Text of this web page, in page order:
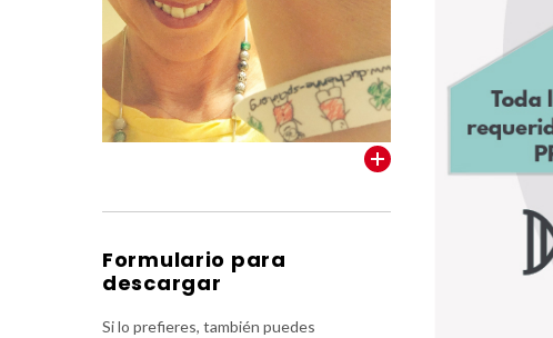
Formulario para
descargar
Si lo prefieres, también puedes